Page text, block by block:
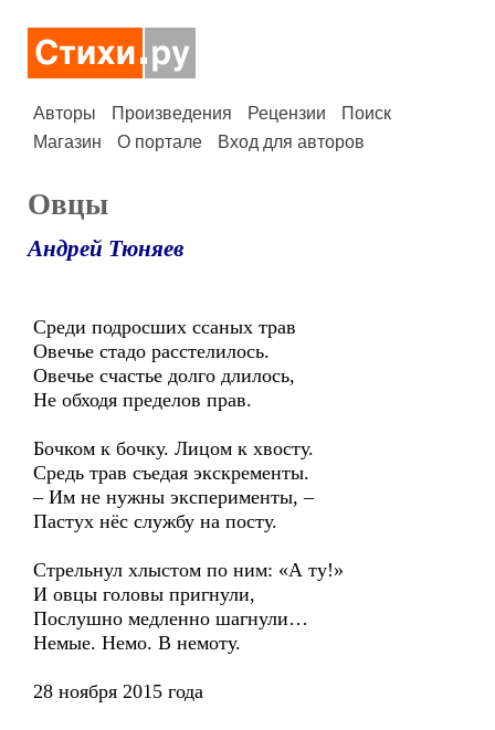
Авторы Произведения Рецензии
Поиск
Магазин
О портале Вход для авторов
Овцы
Андрей Тюняев
Среди подросших ссаных трав
Овечье стадо расстелилось.
Овечье счастье долго длилось,
Не обходя пределов прав.
Бочком к бочку. Лицом к хвосту.
Средь трав съедая экскременты.
– Им не нужны эксперименты, –
Пастух нёс службу на посту.
Стрельнул хлыстом по ним: «А ту!»
И овцы головы пригнули,
Послушно медленно шагнули…
Немые. Немо. В немоту.
28 ноября 2015 года